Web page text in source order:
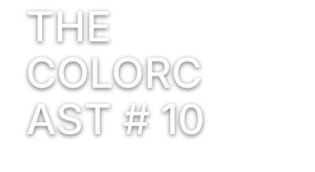
THE
COLORC
AST # 10